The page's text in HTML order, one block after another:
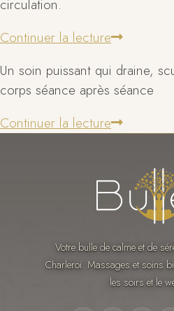
circulation.
Continuer la lecture
Un soin puissant qui draine,
corps séance après séance
Continuer la lecture
Votre bulle de calme et de
Charleroi. Massages et soins
les soirs et le